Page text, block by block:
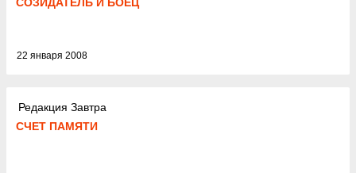
22 января 2008
Редакция Завтра
СЧЕТ ПАМЯТИ